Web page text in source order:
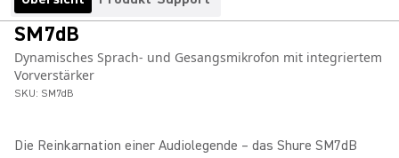
SM7dB
Dynamisches Sprach- und Gesangsmikrofon mit integriertem
Vorverstärker
SKU: SM7dB
Die Reinkarnation einer Audiolegende – das Shure SM7dB